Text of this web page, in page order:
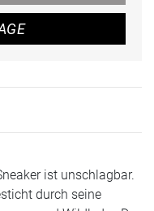
ist unschlagbar.
durch seine